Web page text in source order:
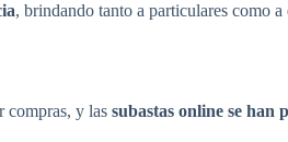
, brindando tanto a particulares como
compras, y las subastas online se han